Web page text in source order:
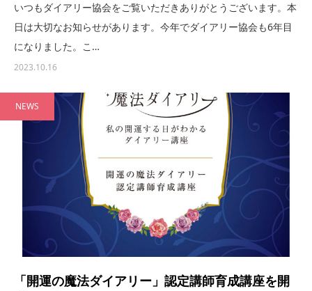
いつもダイアリー協会をご覧いただきありがとうございます。本
日は大切なお知らせがあります。今年でダイアリー協会も6年目
になりました。こ…
2023.10.16
NEWS
「開運の魔法ダイアリー」認定講師育成講座を開